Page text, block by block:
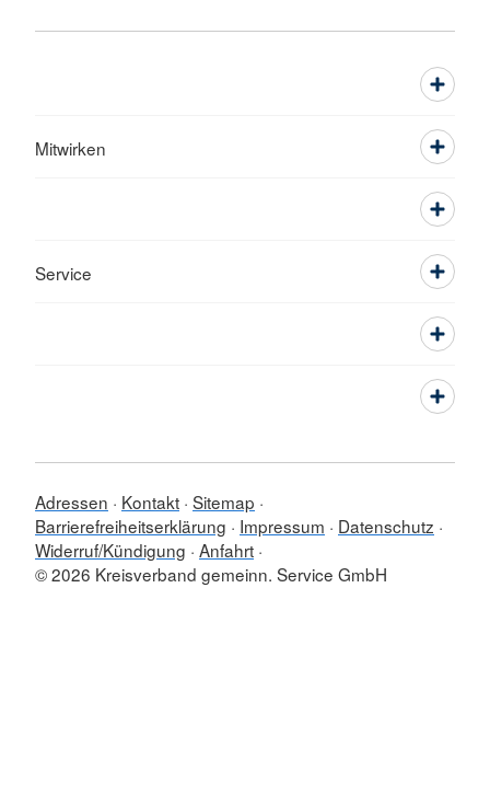
Mitwirken
Service
Adressen Kontakt Sitemap
Barrierefreiheitserklärung
Impressum
Datenschutz
Widerruf/Kündigung Anfahrt
© 2026 Kreisverband gemeinn. Service GmbH